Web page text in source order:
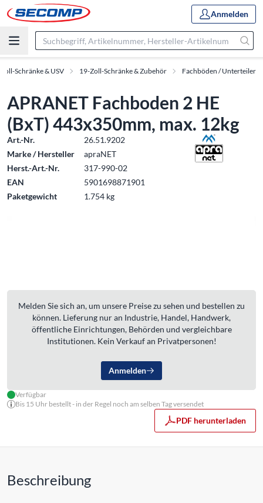
Anmelden
Schränke & USV 19-Zoll-Schränke & Zubehör Fachböden / Unterteiler
APRANET Fachboden 2 HE
(BxT) 443x350mm, max. 12kg
Art.-Nr.
26.51.9202
Marke / Hersteller
apraNET
Herst.-Art.-Nr.
317-990-02
EAN
5901698871901
Paketgewicht
1.754 kg
Melden Sie sich an, um unsere Preise zu sehen und bestellen zu
können. Lieferung nur an Industrie, Handel, Handwerk,
öffentliche Einrichtungen, Behörden und vergleichbare
Institutionen. Kein Verkauf an Privatpersonen!
Anmelden
Verfügbar
Bis 15 Uhr bestellt - in der Regel noch am selben Tag versendet
PDF herunterladen
Beschreibung